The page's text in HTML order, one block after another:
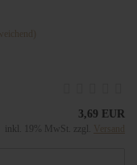
3,69 EUR
inkl. 19% MwSt. zzgl. Versand